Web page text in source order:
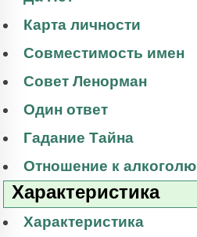
Карта личности
Совместимость имен
Совет Ленорман
Один ответ
Гадание Тайна
Отношение к алкоголю
Характеристика
Характеристика